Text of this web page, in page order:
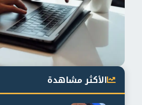
الأكثر مشاهدة